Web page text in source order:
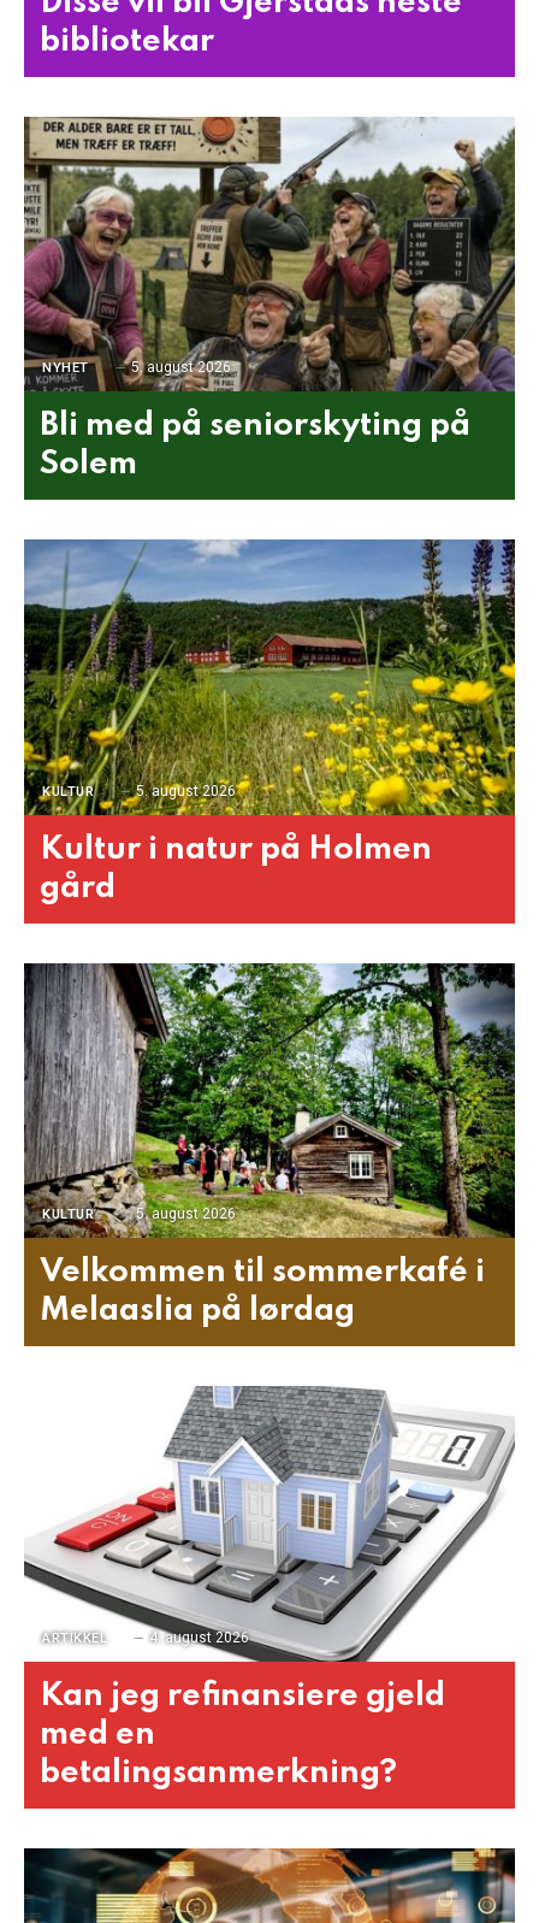
bibliotekar
NYHET 5. august 2026
Bli med på seniorskyting på
Solem
KULTUR 5. august 2026
Kultur i natur på Holmen
gård
KULTUR 5. august 2026
Velkommen til sommerkafé i
Melaaslia på lørdag
ARTIKKEL 4. august 2026
Kan jeg refinansiere gjeld
med en
betalingsanmerkning?